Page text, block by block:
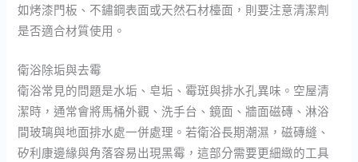
如烤漆門板、不鏽鋼表面或天然石材檯面，則要注意清潔劑
是否適合材質使用。
衛浴除垢與去霉
衛浴常見的問題是水垢、皂垢、霉斑與排水孔異味。空屋清
潔時，通常會將馬桶外觀、洗手台、鏡面、牆面磁磚、淋浴
間玻璃與地面排水處一併處理。若衛浴長期潮濕，磁磚縫、
矽利康邊緣與角落容易出現黑霉，這部分需要更細緻的工具